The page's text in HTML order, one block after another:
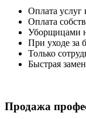
Оплата
Оплата
Уборщицами
При уходе за
Только
Быстрая
Продажа